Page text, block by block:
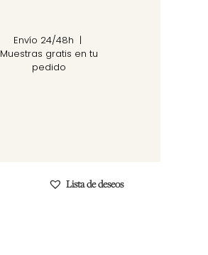
Envío 24/48h |
Muestras gratis en tu
pedido
Lista de deseos